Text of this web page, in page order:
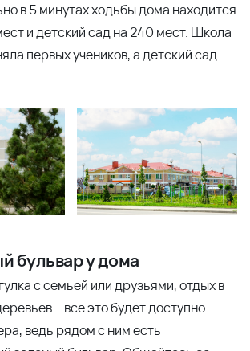
в 5 минутах ходьбы дома находится
и детский сад на 240 мест. Школа
первых учеников, а детский сад
бульвар у дома
с семьей или друзьями, отдых в
– все это будет доступно
ведь рядом с ним есть